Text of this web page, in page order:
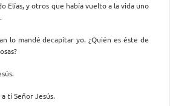
Elías, y otros que había vuelto a la vida uno
lo mandé decapitar yo. ¿Quién es éste de
ti Señor Jesús.